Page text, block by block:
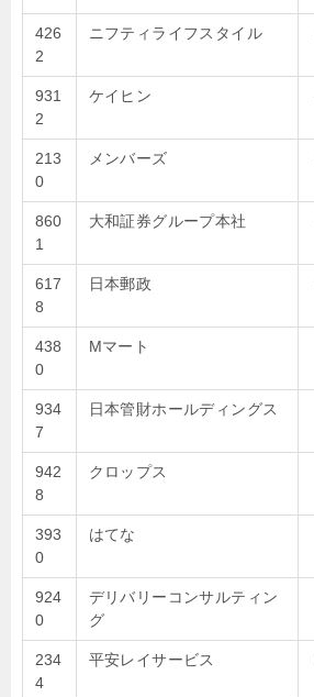
426
2
ニフティライフスタイル
931
2
ケイヒン
213
0
メンバーズ
860
1
大和証券グループ本社
617
8
日本郵政
438
0
Mマート
934
7
日本管財ホールディングス
942
8
クロップス
393
0
はてな
924
0
デリバリーコンサルティン
グ
234
4
平安レイサービス